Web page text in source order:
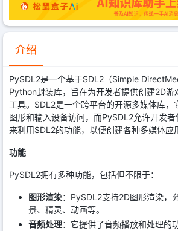
介绍
PySDL2是一个基于SDL2（Simple
Python封装库，旨在为开发者提供创建2D游
工具。SDL2是一个跨平台的开源多媒体库，
图形和输入设备访问，而PySDL2允许开发
来利用SDL2的功能，以便创建各种多媒体应
功能
PySDL2拥有多种功能，包括但不限于：
图形渲染：PySDL2支持2D图形渲染，
景、精灵、动画等。
音频处理：它提供了音频播放和处理的